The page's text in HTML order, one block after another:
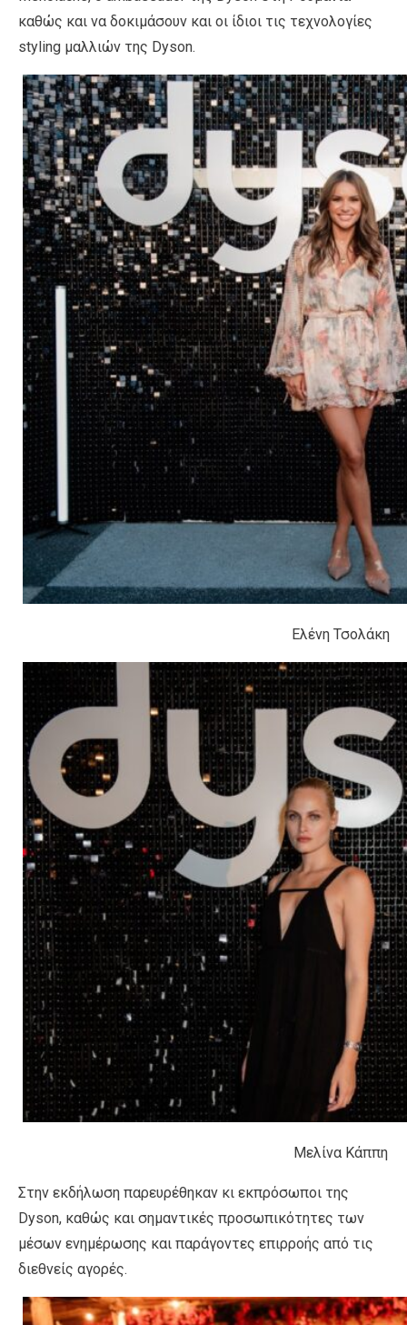
καθώς και να δοκιμάσουν και οι ίδιοι τις τεχνολογίες
styling μαλλιών της Dyson.
Ελένη Τσολάκη
Μελίνα Κάππη
Στην εκδήλωση παρευρέθηκαν κι εκπρόσωποι της
Dyson, καθώς και σημαντικές προσωπικότητες των
μέσων ενημέρωσης και παράγοντες επιρροής από τις
διεθνείς αγορές.